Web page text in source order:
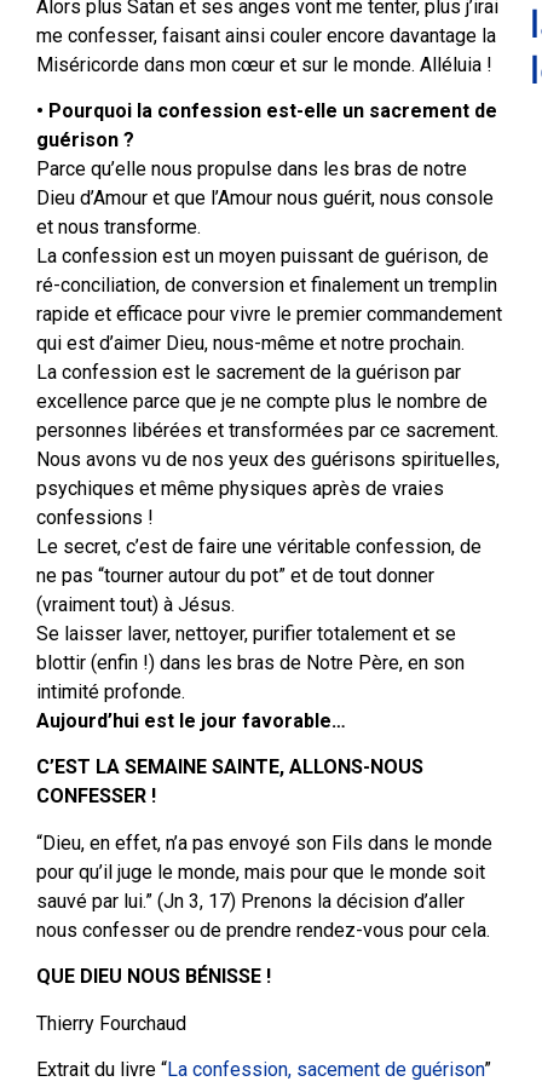
Alors plus Satan et ses anges vont me tenter, plus j’irai
me confesser, faisant ainsi couler encore davantage la
Miséricorde dans mon cœur et sur le monde. Alléluia !
• Pourquoi la confession est-elle un sacrement de
guérison ?
Parce qu’elle nous propulse dans les bras de notre
Dieu d’Amour et que l’Amour nous guérit, nous console
et nous transforme.
La confession est un moyen puissant de guérison, de
ré-conciliation, de conversion et finalement un tremplin
rapide et efficace pour vivre le premier commandement
qui est d’aimer Dieu, nous-même et notre prochain.
La confession est le sacrement de la guérison par
excellence parce que je ne compte plus le nombre de
personnes libérées et transformées par ce sacrement.
Nous avons vu de nos yeux des guérisons spirituelles,
psychiques et même physiques après de vraies
confessions !
Le secret, c’est de faire une véritable confession, de
ne pas “tourner autour du pot” et de tout donner
(vraiment tout) à Jésus.
Se laisser laver, nettoyer, purifier totalement et se
blottir (enfin !) dans les bras de Notre Père, en son
intimité profonde.
Aujourd’hui est le jour favorable…
C’EST LA SEMAINE SAINTE, ALLONS-NOUS
CONFESSER !
“Dieu, en effet, n’a pas envoyé son Fils dans le monde
pour qu’il juge le monde, mais pour que le monde soit
sauvé par lui.” (Jn 3, 17) Prenons la décision d’aller
nous confesser ou de prendre rendez-vous pour cela.
­­­QUE DIEU NOUS BÉNISSE !
Thierry Fourchaud
Extrait du livre “La confession, sacement de guérison”